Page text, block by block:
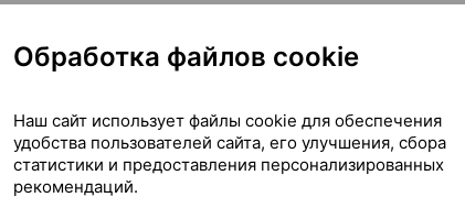
крем для тела, 200 мл ×1, Матбеа Косметикс Беларусь
Обработка файлов cookie
Наш сайт использует файлы cookie для обеспечения
удобства пользователей сайта, его улучшения, сбора
статистики и предоставления персонализированных
рекомендаций.